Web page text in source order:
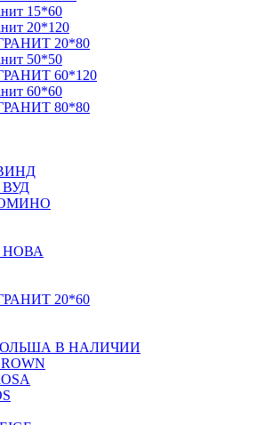
15*60
20*120
20*80
50*50
60*120
60*60
80*80
НОВА
20*60
В НАЛИЧИИ